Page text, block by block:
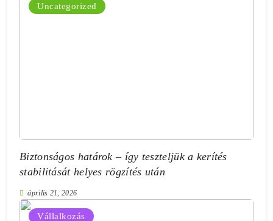
Uncategorized
Biztonságos határok – így teszteljük a kerítés
stabilitását helyes rögzítés után
április 21, 2026
Vállalkozás